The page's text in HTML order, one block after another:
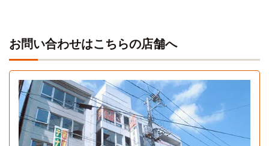
111
1R 35.32㎡〜35.32㎡
お問い合わせはこちらの店舗へ